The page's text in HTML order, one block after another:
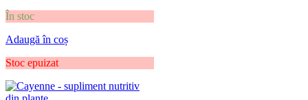
În stoc
Adaugă în coș
Stoc epuizat